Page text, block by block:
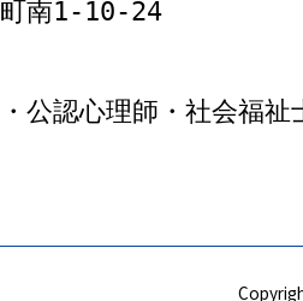
南1‐10‐24
公認心理師・社会福祉